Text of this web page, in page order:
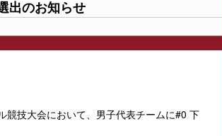
出のお知らせ
競技大会において、男子代表チームに#0 下